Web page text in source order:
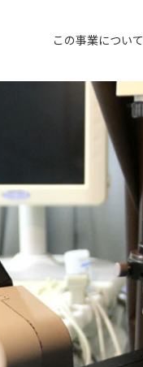
この事業について